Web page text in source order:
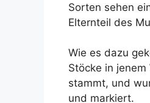
Sorten sehen
Elternteil des
Wie es dazu
Stöcke in
stammt, und
und markiert.